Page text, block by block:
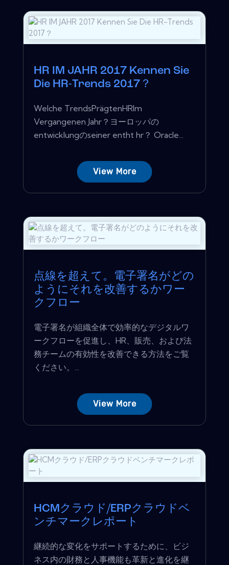
HR IM JAHR 2017 Kennen Sie
Die HR-Trends 2017？
Welche TrendsPrägtenHRIm
Vergangenen Jahr？ヨーロッパの
entwicklungのseiner entht hr？ Oracle...
View More
点線を超えて。電子署名がどの
ようにそれを改善するかワー
クフロー
電子署名が組織全体で効率的なデジタルワ
ークフローを促進し、HR、販売、および法
務チームの有効性を改善できる方法をご覧
ください。...
View More
HCMクラウド/ERPクラウドベ
ンチマークレポート
継続的な変化をサポートするために、ビジ
ネス内の財務と人事機能も革新と進化を継